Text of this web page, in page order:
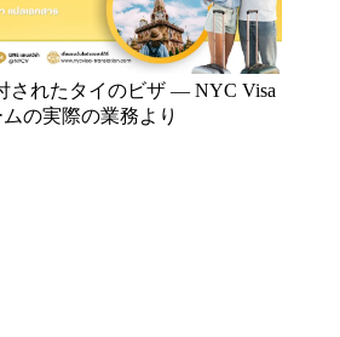
されたタイのビザ — NYC Visa
ムの実際の業務より